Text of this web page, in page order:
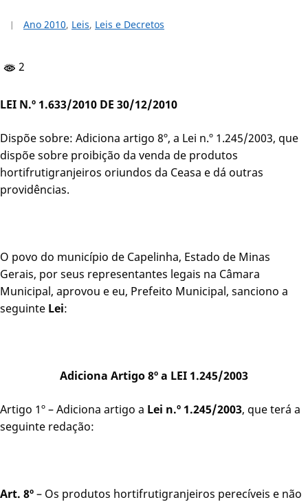
Ano 2010, Leis, Leis e Decretos
2
LEI N.º 1.633/2010 DE 30/12/2010
Dispõe sobre: Adiciona artigo 8º, a Lei n.º 1.245/2003, que
dispõe sobre proibição da venda de produtos
hortifrutigranjeiros oriundos da Ceasa e dá outras
providências.
O povo do município de Capelinha, Estado de Minas
Gerais, por seus representantes legais na Câmara
Municipal, aprovou e eu, Prefeito Municipal, sanciono a
seguinte Lei:
Adiciona Artigo 8º a LEI 1.245/2003
Artigo 1º – Adiciona artigo a Lei n.º 1.245/2003, que terá a
seguinte redação:
Art. 8º– Os produtos hortifrutigranjeiros perecíveis e não